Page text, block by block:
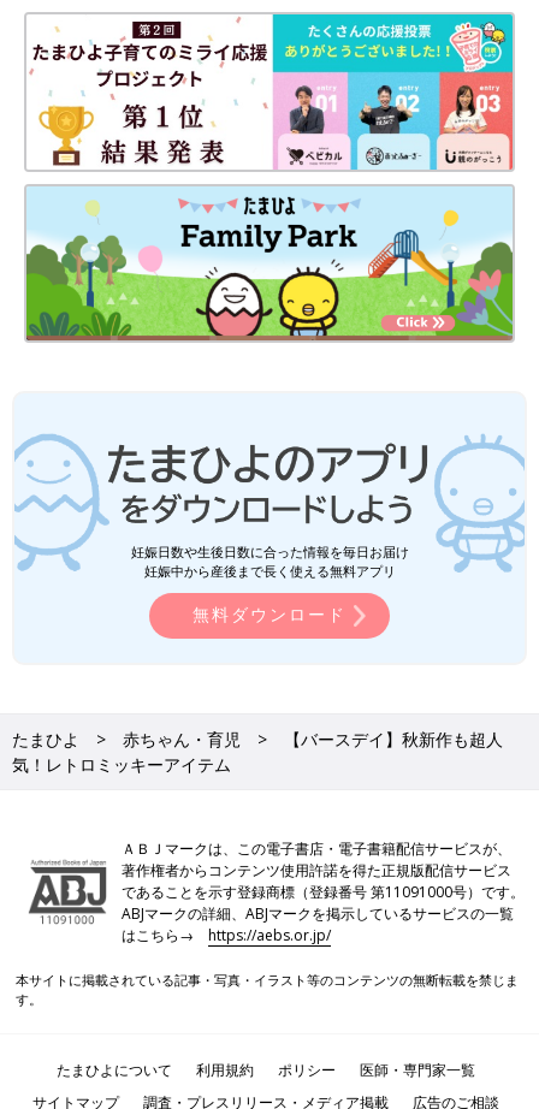
妊娠日数や生後日数に合った情報を毎日お届け
妊娠中から産後まで長く使える無料アプリ
無料ダウンロード
たまひよ 赤ちゃん・育児
【バースデイ】秋新作も超人
気！レトロミッキーアイテム
ＡＢＪマークは、この電子書店・電子書籍配信サービスが、
著作権者からコンテンツ使用許諾を得た正規版配信サービス
であることを示す登録商標（登録番号 第11091000号）です。
ABJマークの詳細、ABJマークを掲示しているサービスの一覧
はこちら→https://aebs.or.jp/
本サイトに掲載されている記事・写真・イラスト等のコンテンツの無断転載を禁じま
す。
たまひよについて 利用規約 ポリシー
医師・専門家一覧
サイトマップ
調査・プレスリリース・メディア掲載 広告のご相談